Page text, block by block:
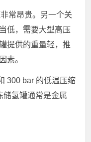
常昂贵。另一个关
低，需要大型高压
提供的重量轻，推
素。
300 bar 的低温压缩
氢罐通常是金属